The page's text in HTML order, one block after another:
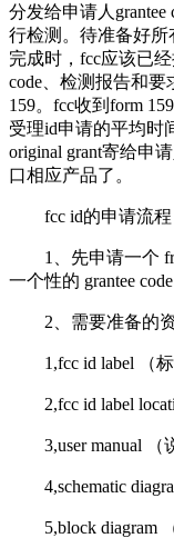
分发给申请人
行检测。待准备好
完成时，fcc应该已
code、检测报告和要
159。fcc收到form
受理id申请的平均时
original grant寄给申
口相应产品了。
fcc id的申请流程
1、先申请一个 frn
一个性的 grantee
2、需要准备的资
1,fcc id label （标
2,fcc id label
3,user manual （
4,schematic
5,block diagram （